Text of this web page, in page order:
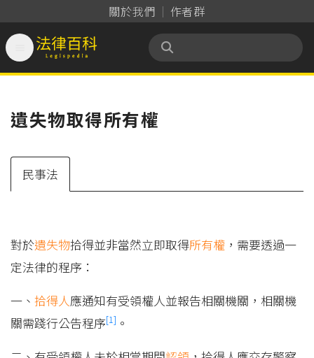
關於我們 作者群
法律百科 Legispedia
遺失物取得所有權
民事法
對於遺失物拾得並非當然立即取得所有權 ，需要透過一
定法律的程序：
一、 拾得人應通知有受領權人並報告相關機關，相關機
關需踐行公告程序[1] 。